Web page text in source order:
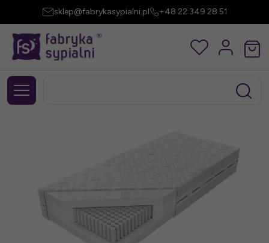
sklep@fabrykasypialni.pl +48 22 349 28 51